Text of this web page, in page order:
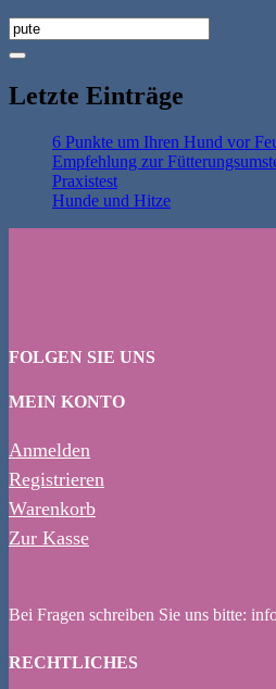
Letzte Einträge
6 Punkte um Ihren Hund vor
Empfehlung zur
Praxistest
Hunde und Hitze
FOLGEN SIE UNS
MEIN KONTO
Anmelden
Registrieren
Warenkorb
Zur Kasse
Bei Fragen schreiben Sie uns bitte:
RECHTLICHES